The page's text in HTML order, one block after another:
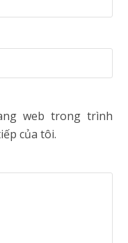
web trong trình
của tôi.